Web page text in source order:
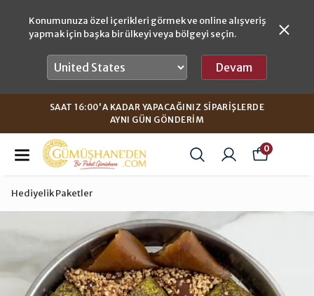
Konumunuza özel içerikleri görmek ve online alışveriş
yapmak için başka bir ülkeyi veya bölgeyi seçin.
Devam
SAAT 16:00'A KADAR YAPACAĞINIZ SIPARIŞLERDE
AYNI GÜN GÖNDERIM
0
Hediyelik Paketler